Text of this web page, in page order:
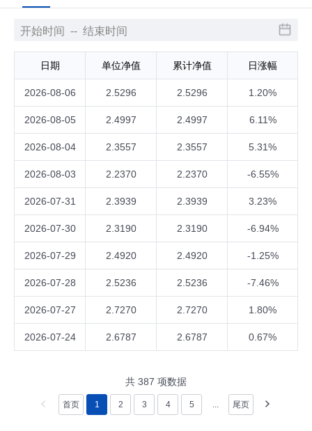
日期 单位净值 累计净值 日涨幅
2026-08-06 2.5296 2.5296 1.20%
2026-08-05 2.4997 2.4997 6.11%
2026-08-04 2.3557 2.3557 5.31%
2026-08-03 2.2370 2.2370 -6.55%
2026-07-31 2.3939 2.3939 3.23%
2026-07-30 2.3190 2.3190 -6.94%
2026-07-29 2.4920 2.4920 -1.25%
2026-07-28 2.5236 2.5236 -7.46%
2026-07-27 2.7270 2.7270 1.80%
2026-07-24 2.6787 2.6787 0.67%
共 387 项数据
首页 1 2 3 4 5 ... 尾页